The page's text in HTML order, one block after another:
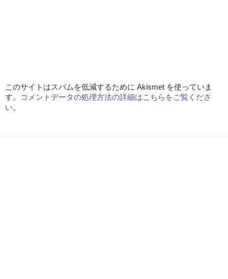
このサイトはスパムを低減するために Akismet を使っていま
す。
コメントデータの処理方法の詳細はこちらをご覧くださ
い。